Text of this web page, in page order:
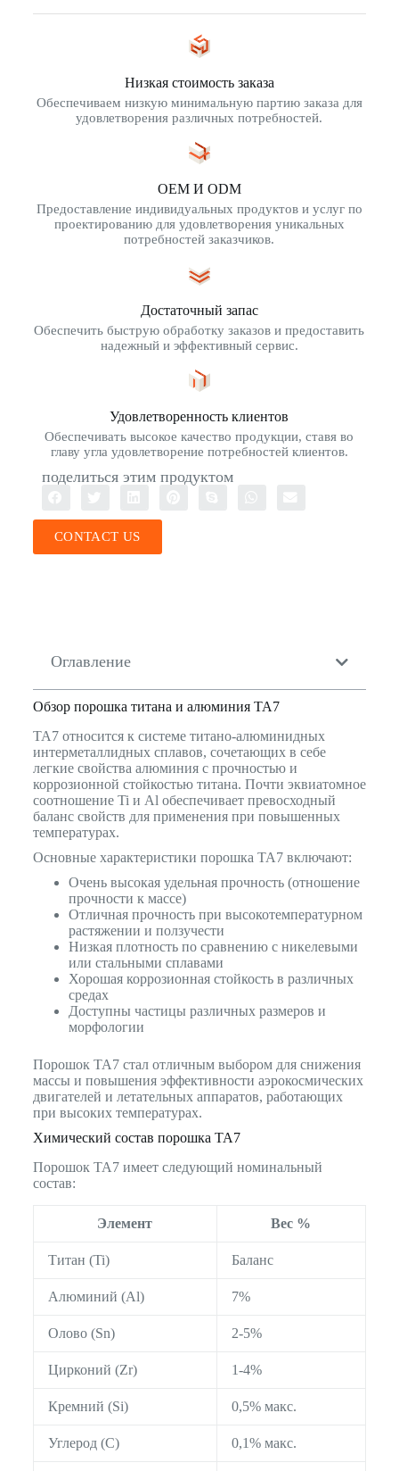
Низкая стоимость заказа
Обеспечиваем низкую минимальную партию заказа для
удовлетворения различных потребностей.
OEM И ODM
Предоставление индивидуальных продуктов и услуг по
проектированию для удовлетворения уникальных
потребностей заказчиков.
Достаточный запас
Обеспечить быструю обработку заказов и предоставить
надежный и эффективный сервис.
Удовлетворенность клиентов
Обеспечивать высокое качество продукции, ставя во
главу угла удовлетворение потребностей клиентов.
поделиться этим продуктом
CONTACT US
Оглавление
Обзор порошка титана и алюминия TA7
TA7 относится к системе титано-алюминидных
интерметаллидных сплавов, сочетающих в себе
легкие свойства алюминия с прочностью и
коррозионной стойкостью титана. Почти эквиатомное
соотношение Ti и Al обеспечивает превосходный
баланс свойств для применения при повышенных
температурах.
Основные характеристики порошка TA7 включают:
Очень высокая удельная прочность (отношение
прочности к массе)
Отличная прочность при высокотемпературном
растяжении и ползучести
Низкая плотность по сравнению с никелевыми
или стальными сплавами
Хорошая коррозионная стойкость в различных
средах
Доступны частицы различных размеров и
морфологии
Порошок TA7 стал отличным выбором для снижения
массы и повышения эффективности аэрокосмических
двигателей и летательных аппаратов, работающих
при высоких температурах.
Химический состав порошка TA7
Порошок TA7 имеет следующий номинальный
состав:
Элемент Вес %
Титан (Ti) Баланс
Алюминий (Al) 7%
Олово (Sn) 2-5%
Цирконий (Zr) 1-4%
Кремний (Si) 0,5% макс.
Углерод (C) 0,1% макс.